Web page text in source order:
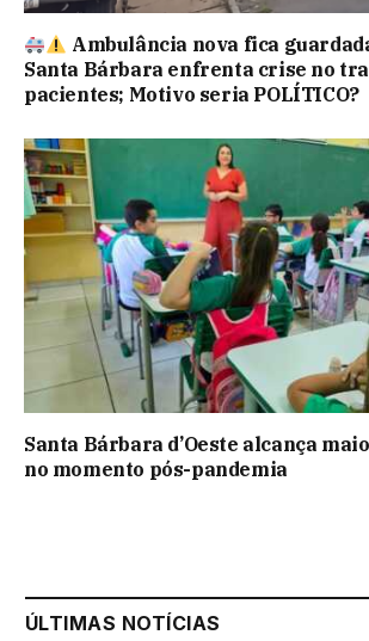
Ambulância nova fica
Santa Bárbara enfrenta crise no
pacientes; Motivo seria POLÍTICO?
Santa Bárbara d’Oeste alcança
no momento pós-pandemia
ÚLTIMAS NOTÍCIAS